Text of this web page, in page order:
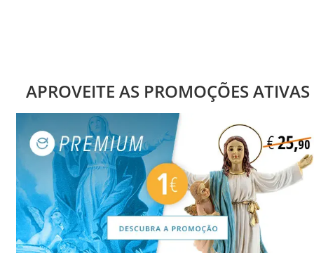
APROVEITE AS PROMOÇÕES ATIVAS